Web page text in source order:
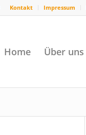
Kontakt Impressum
Home Über uns